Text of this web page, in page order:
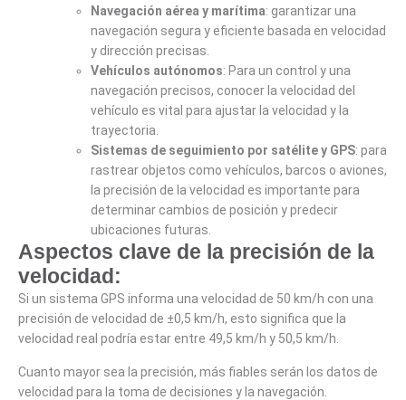
Navegación aérea y marítima: garantizar una
navegación segura y eficiente basada en velocidad
y dirección precisas.
Vehículos autónomos: Para un control y una
navegación precisos, conocer la velocidad del
vehículo es vital para ajustar la velocidad y la
trayectoria.
Sistemas de seguimiento por satélite y GPS: para
rastrear objetos como vehículos, barcos o aviones,
la precisión de la velocidad es importante para
determinar cambios de posición y predecir
ubicaciones futuras.
Aspectos clave de la precisión de la
velocidad:
Si un sistema GPS informa una velocidad de 50 km/h con una
precisión de velocidad de ±0,5 km/h, esto significa que la
velocidad real podría estar entre 49,5 km/h y 50,5 km/h.
Cuanto mayor sea la precisión, más fiables serán los datos de
velocidad para la toma de decisiones y la navegación.